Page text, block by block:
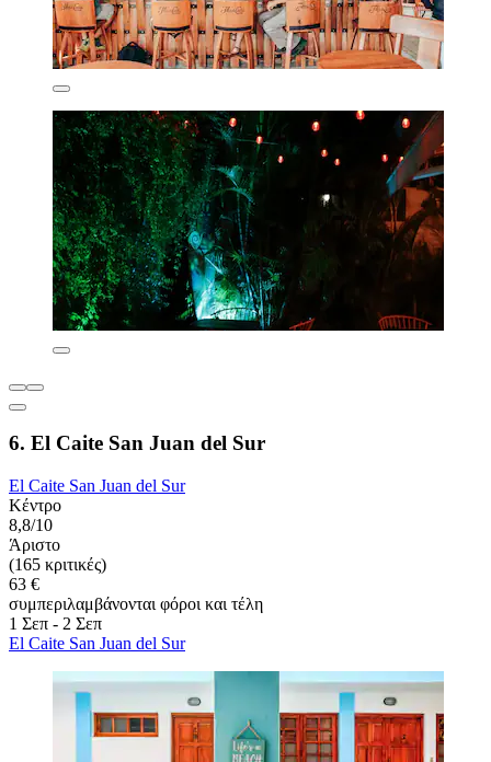
6. El Caite San Juan del Sur
El Caite San Juan del Sur
Κέντρο
8,8/10
Άριστο
(165 κριτικές)
63 €
συμπεριλαμβάνονται φόροι και τέλη
1 Σεπ - 2 Σεπ
El Caite San Juan del Sur